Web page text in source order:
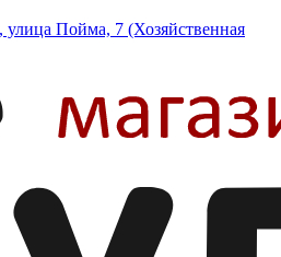
улица Пойма, 7 (Хозяйственная